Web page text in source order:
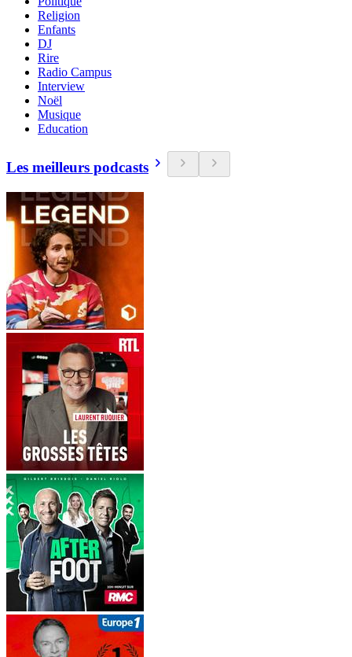
Religion
Enfants
DJ
Rire
Radio Campus
Interview
Noël
Musique
Education
Les meilleurs podcasts